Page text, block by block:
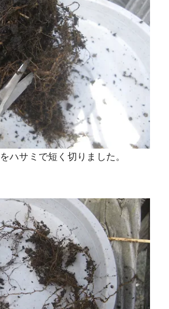
をハサミで短く切りました。